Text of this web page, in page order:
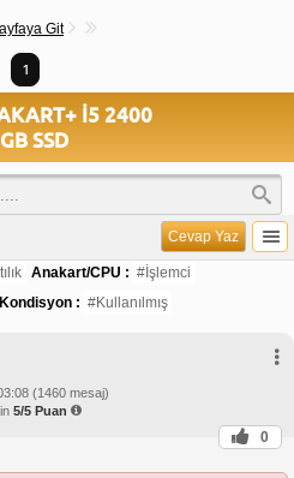
Git
1
İ5 2400
SSD
Cevap Yaz
Anakart/CPU : #İşlemci
Kondisyon : #Kullanılmış
(1460 mesaj)
5/5 Puan
0